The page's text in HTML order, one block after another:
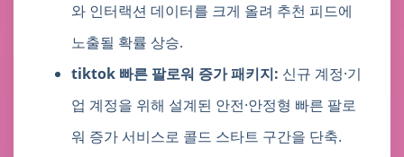
와 인터랙션 데이터를 크게 올려 추천 피드에
노출될 확률 상승.
tiktok 빠른 팔로워 증가 패키지: 신규 계정·기
업 계정을 위해 설계된 안전·안정형 빠른 팔로
워 증가 서비스로 콜드 스타트 구간을 단축.